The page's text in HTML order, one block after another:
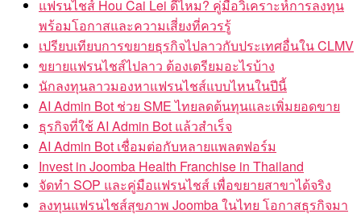
แฟรนไชส์ Hou Cai Lei ดีไหม? คู่มือวิเคราะห์การลงทุน
พร้อมโอกาสและความเสี่ยงที่ควรรู้
เปรียบเทียบการขยายธุรกิจไปลาวกับประเทศอื่นใน CLMV
ขยายแฟรนไชส์ไปลาว ต้องเตรียมอะไรบ้าง
นักลงทุนลาวมองหาแฟรนไชส์แบบไหนในปีนี้
AI Admin Bot ช่วย SME ไทยลดต้นทุนและเพิ่มยอดขาย
ธุรกิจที่ใช้ AI Admin Bot แล้วสำเร็จ
AI Admin Bot เชื่อมต่อกับหลายแพลตฟอร์ม
Invest in Joomba Health Franchise in Thailand
จัดทำ SOP และคู่มือแฟรนไชส์ เพื่อขยายสาขาได้จริง
ลงทุนแฟรนไชส์สุขภาพ Joomba ในไทย โอกาสธุรกิจมา